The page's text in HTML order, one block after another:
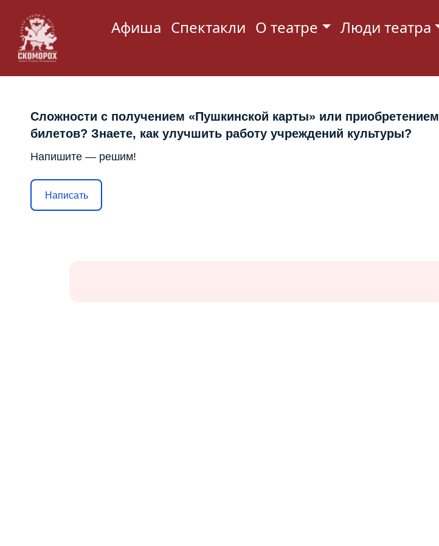
Афиша Спектакли О театре Люди театра
Сложности с получением «Пушкинской карты» или приобретением
билетов? Знаете, как улучшить работу учреждений культуры?
Напишите — решим!
Написать